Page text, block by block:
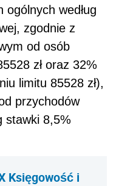
według
zgodnie z
od osób
zł oraz 32%
limitu 85528 zł),
przychodów
stawki 8,5%
Księgowość i